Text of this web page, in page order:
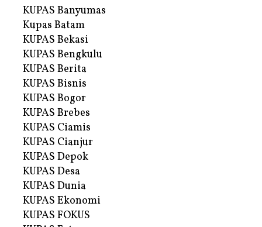
KUPAS Banyumas
Kupas Batam
KUPAS Bekasi
KUPAS Bengkulu
KUPAS Berita
KUPAS Bisnis
KUPAS Bogor
KUPAS Brebes
KUPAS Ciamis
KUPAS Cianjur
KUPAS Depok
KUPAS Desa
KUPAS Dunia
KUPAS Ekonomi
KUPAS FOKUS